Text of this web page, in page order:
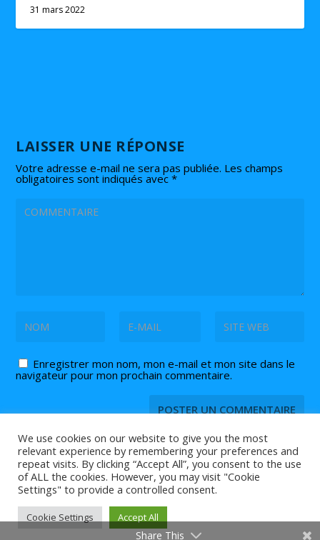
31 mars 2022
LAISSER UNE RÉPONSE
Votre adresse e-mail ne sera pas publiée. Les champs
obligatoires sont indiqués avec*
Enregistrer mon nom, mon e-mail et mon site dans le
navigateur pour mon prochain commentaire.
© 2026 Tout ce que vous devez savoir sur letennis de table
leping pongest sur Tennis2Table.
Agenda |
Contact |
We use cookies on our website to give you the most
relevant experience by remembering your preferences and
repeat visits. By clicking “Accept All”, you consent to the use
of ALL the cookies. However, you may visit "Cookie
Settings" to provide a controlled consent.
Cookie Settings Accept All
Share This